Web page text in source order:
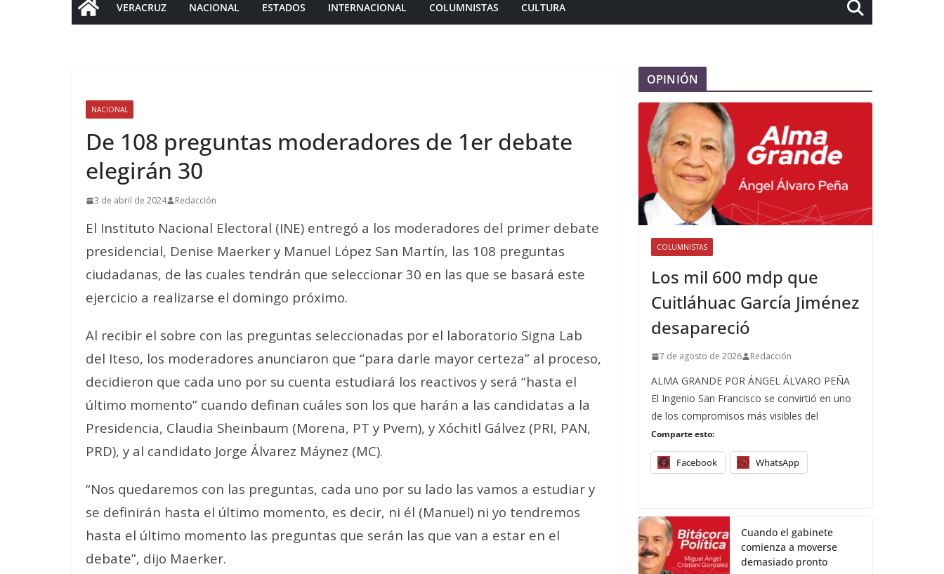
VERACRUZ NACIONAL ESTADOS INTERNACIONAL COLUMNISTAS CULTURA
NACIONAL
De 108 preguntas moderadores de 1er debate
elegirán 30
3 de abril de 2024 Redacción
El Instituto Nacional Electoral (INE) entregó a los moderadores del primer debate
presidencial, Denise Maerker y Manuel López San Martín, las 108 preguntas
ciudadanas, de las cuales tendrán que seleccionar 30 en las que se basará este
ejercicio a realizarse el domingo próximo.
Al recibir el sobre con las preguntas seleccionadas por el laboratorio Signa Lab
del Iteso, los moderadores anunciaron que “para darle mayor certeza” al proceso,
decidieron que cada uno por su cuenta estudiará los reactivos y será “hasta el
último momento” cuando definan cuáles son los que harán a las candidatas a la
Presidencia, Claudia Sheinbaum (Morena, PT y Pvem), y Xóchitl Gálvez (PRI, PAN,
PRD), y al candidato Jorge Álvarez Máynez (MC).
“Nos quedaremos con las preguntas, cada uno por su lado las vamos a estudiar y
se definirán hasta el último momento, es decir, ni él (Manuel) ni yo tendremos
hasta el último momento las preguntas que serán las que van a estar en el
debate”, dijo Maerker.
OPINIÓN
COLUMNISTAS
Los mil 600 mdp que
Cuitláhuac García Jiménez
desapareció
7 de agosto de 2026 Redacción
ALMA GRANDE POR ÁNGEL ÁLVARO PEÑA
El Ingenio San Francisco se convirtió en uno
de los compromisos más visibles del
Comparte esto:
Facebook WhatsApp
Cuando el gabinete
comienza a moverse
demasiado pronto